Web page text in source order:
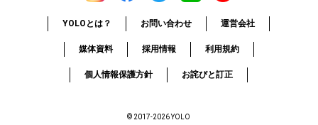
YOLOとは？ お問い合わせ 運営会社
媒体資料 採用情報 利用規約
個人情報保護方針 お詫びと訂正
© 2017-2026 YOLO